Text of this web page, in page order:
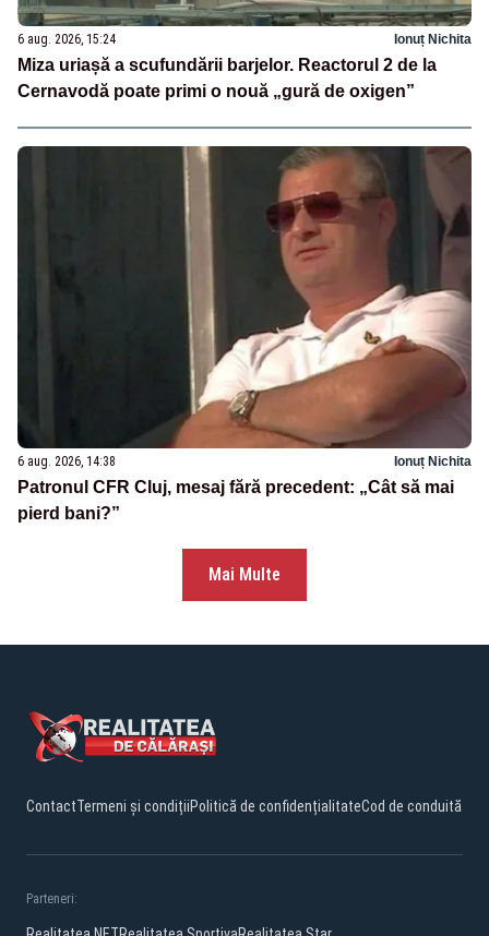
6 aug. 2026, 15:24 Ionuț Nichita
Miza uriașă a scufundării barjelor. Reactorul 2 de la
Cernavodă poate primi o nouă „gură de oxigen”
6 aug. 2026, 14:38 Ionuț Nichita
Patronul CFR Cluj, mesaj fără precedent: „Cât să mai
pierd bani?”
Mai Multe
ContactTermeni și condițiiPolitică de confidențialitateCod de conduită
Parteneri: